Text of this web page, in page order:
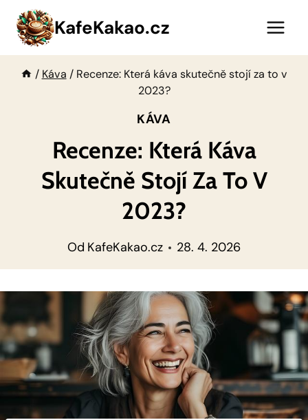
Přeskočit
obsah
KafeKakao.cz
/ Káva / Recenze: Která káva skutečně stojí za to v
2023?
KÁVA
Recenze: Která Káva
Skutečně Stojí Za To V
2023?
Od KafeKakao.cz 28. 4. 2026